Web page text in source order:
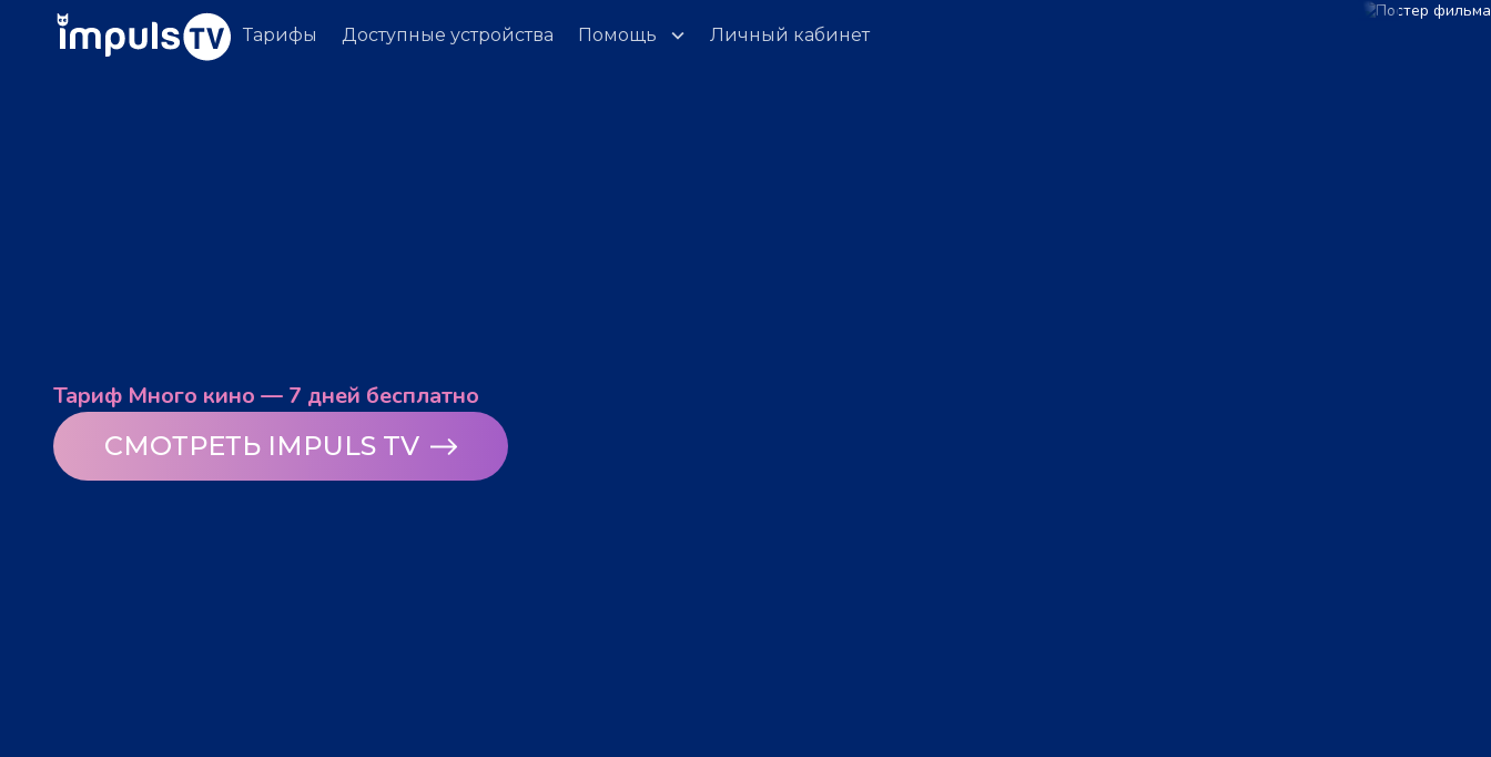
Тарифы Доступные устройства Помощь Личный кабинет
Тариф Много кино — 7 дней бесплатно
СМОТРЕТЬ IMPULS TV